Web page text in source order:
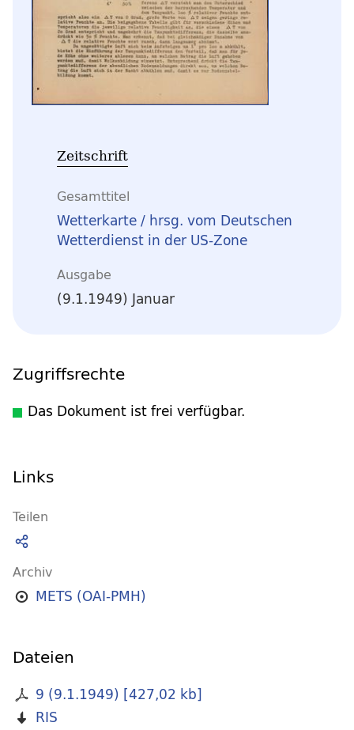
Zeitschrift
Gesamttitel
Wetterkarte / hrsg. vom Deutschen
Wetterdienst in der US-Zone
Ausgabe
(9.1.1949) Januar
Zugriffsrechte
Das Dokument ist frei verfügbar.
Links
Teilen
Archiv
METS (OAI-PMH)
Dateien
9 (9.1.1949) [427,02 kb]
RIS